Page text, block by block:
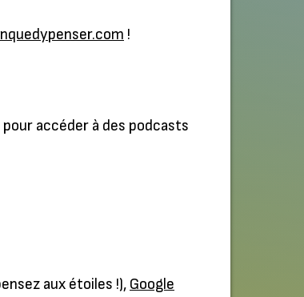
!
accéder à des podcasts
aux étoiles !), Google